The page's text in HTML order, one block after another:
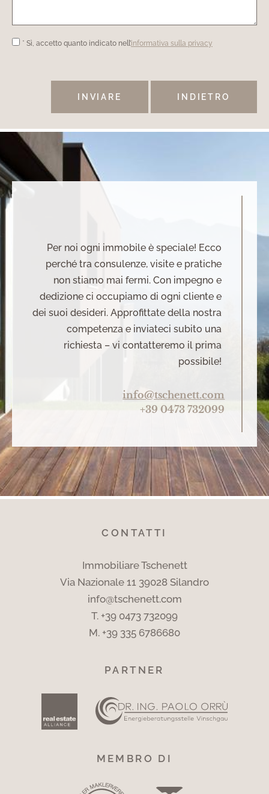
* Sì, accetto quanto indicato nell’informativa sulla privacy
INDIETRO
Per noi ogni immobile è speciale! Ecco
perché tra consulenze, visite e pratiche
non stiamo mai fermi. Con impegno e
dedizione ci occupiamo di ogni cliente e
dei suoi desideri. Approfittate della nostra
competenza e inviateci subito una
richiesta – vi contatteremo il prima
possibile!
info@tschenett.com
+39 0473 732099
CONTATTI
Immobiliare Tschenett
Via Nazionale 11 39028 Silandro
info@tschenett.com
T. +39 0473 732099
M. +39 335 6786680
PARTNER
MEMBRO DI